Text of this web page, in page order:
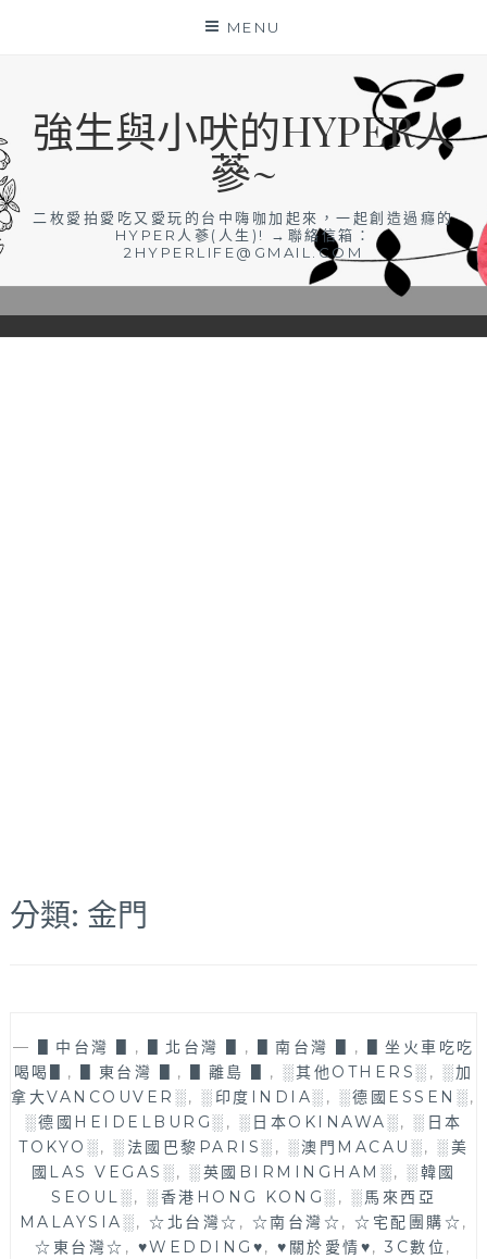
MENU
強生與小吠的HYPER人
蔘~
二枚愛拍愛吃又愛玩的台中嗨咖加起來，一起創造過癮的
HYPER人蔘(人生)! →聯絡信箱：
2HYPERLIFE@GMAIL.COM
分類: 金門
— ▋中台灣 ▋ , ▋北台灣 ▋ , ▋南台灣 ▋ ,
▋坐火車吃吃
喝喝▋ , ▋東台灣 ▋ , ▋離島 ▋ , ░其他OTHERS░ , ░加
拿大VANCOUVER░,░印度INDIA░ , ░德國ESSEN░,
░德國HEIDELBURG░ , ░日本OKINAWA░, ░日本
TOKYO░, ░法國巴黎PARIS░ , ░澳門MACAU░, ░美
國LAS VEGAS░, ░英國BIRMINGHAM░, ░韓國
SEOUL░, ░香港HONG KONG░ , ░馬來西亞
MALAYSIA░, ☆北台灣☆ , ☆南台灣☆, ☆宅配團購☆,
☆東台灣☆ , ♥WEDDING♥,♥關於愛情♥,3C數位 ,